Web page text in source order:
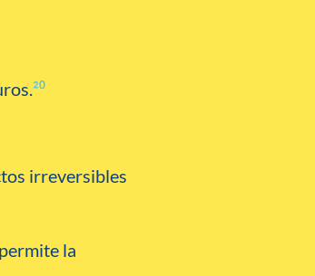
²⁰
irreversibles
la